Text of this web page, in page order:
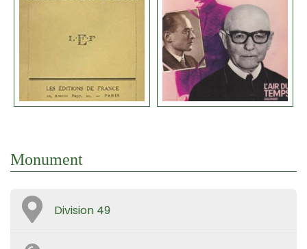
Monument
Division 49